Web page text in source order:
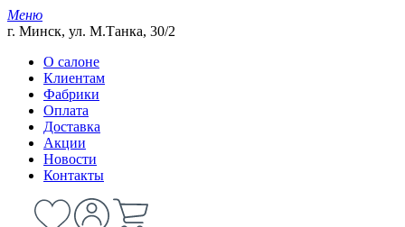
Меню
г. Минск, ул. М.Танка, 30/2
О салоне
Клиентам
Фабрики
Оплата
Доставка
Акции
Новости
Контакты